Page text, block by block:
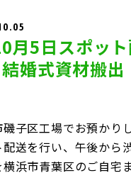
月5日スポッ
婚式資材搬
子区工場でお預かり
送を行い、午後から
浜市青葉区のご自宅